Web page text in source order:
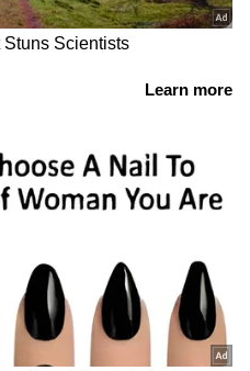
ബാങ്കിനെ
കൈമാറ്റം
ചെയ്യുക.
നിശ്ചിത
കുടിശ്ശിക